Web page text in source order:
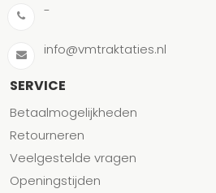
-
info@vmtraktaties.nl
SERVICE
Betaalmogelijkheden
Retourneren
Veelgestelde vragen
Openingstijden